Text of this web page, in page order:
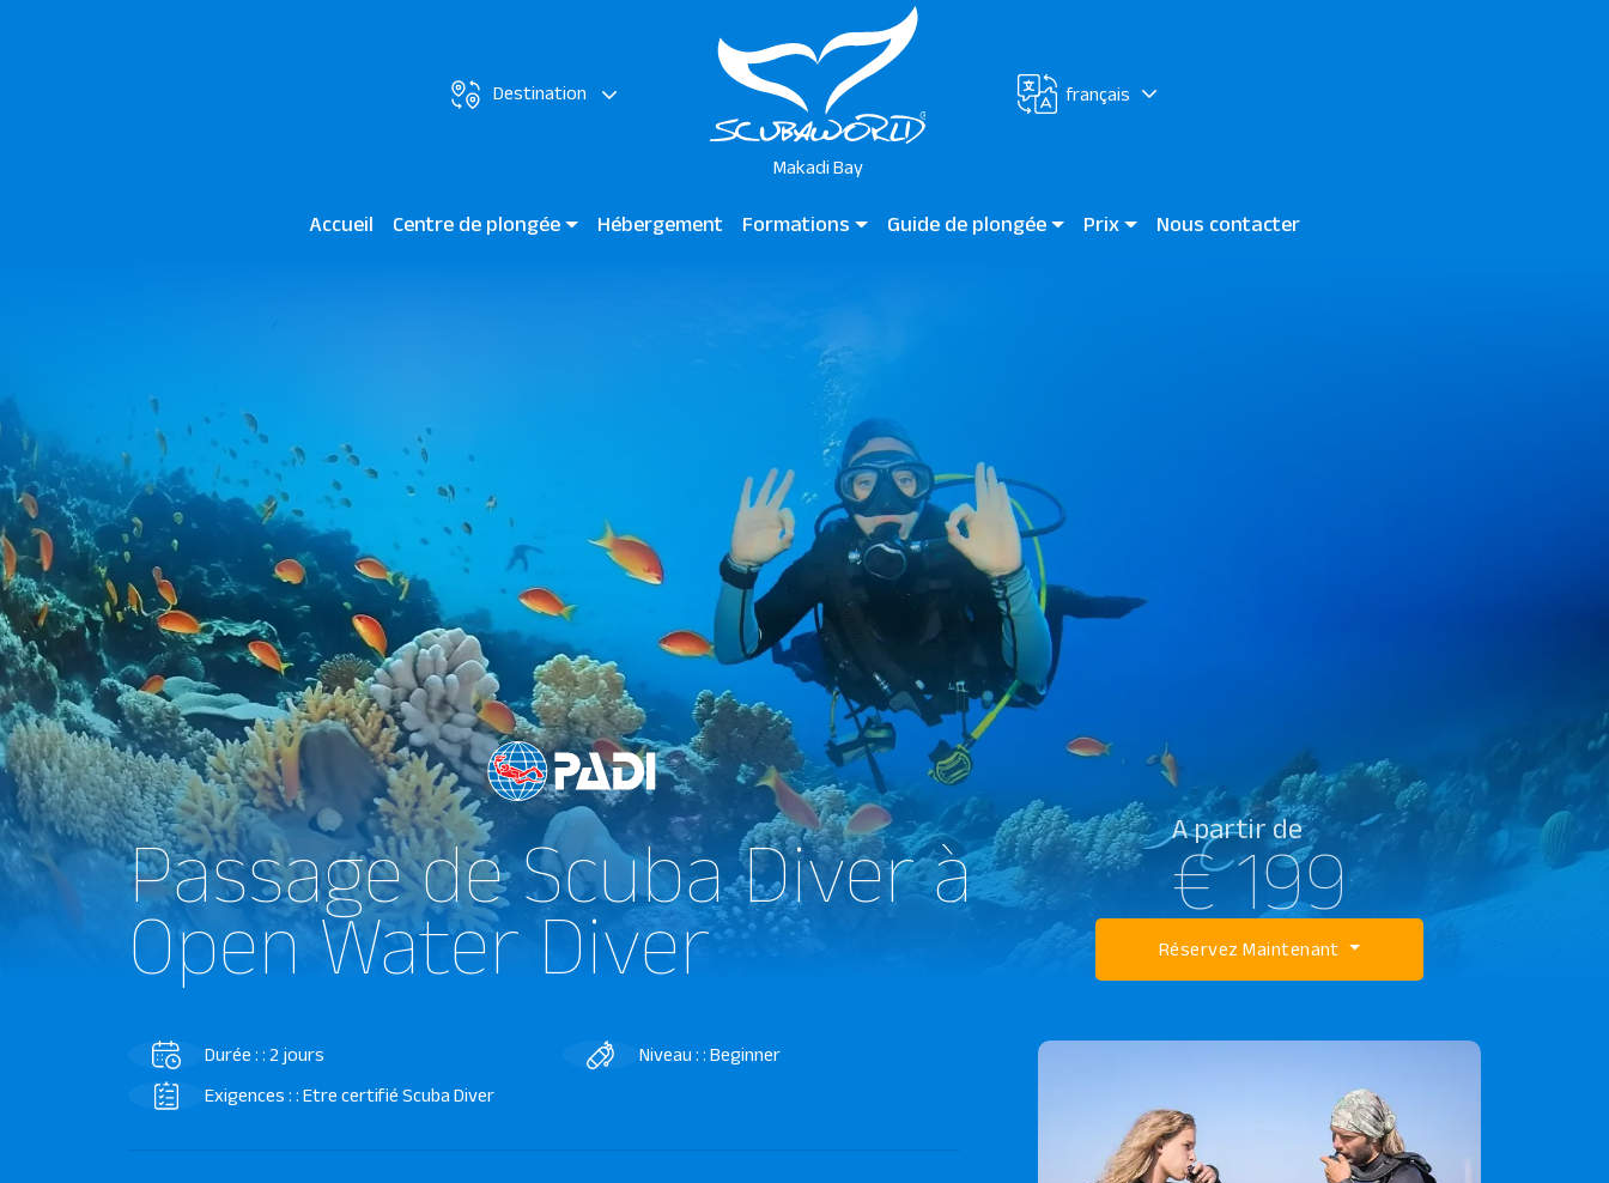
Destination
Makadi Bay
français
Accueil Centre de plongée Hébergement Formations
Plongeurs professionnels
Guide de plongée Prix Nous contacter
Passage de Scuba Diver à
Open Water Diver
A partir de
€ 199
Réservez Maintenant
Durée : : 2 jours
Niveau : : Beginner
Exigences : : Etre certifié Scuba Diver